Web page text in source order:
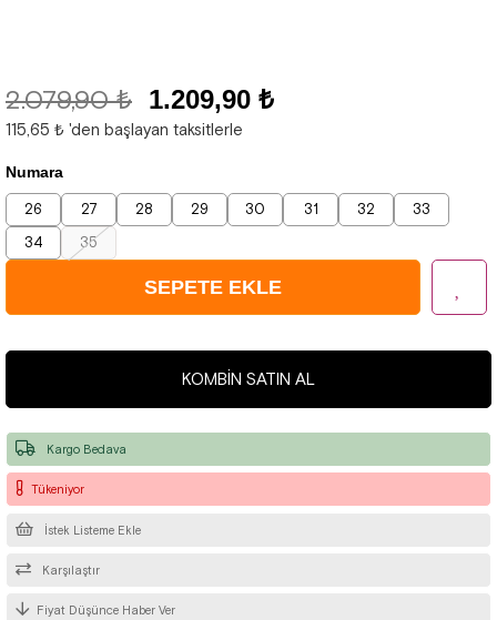
2.079,90 ₺ 1.209,90 ₺
115,65 ₺ 'den başlayan taksitlerle
Numara
26 27 28 29 30 31 32
33
34
35
KOMBIN SATIN AL
Tükeniyor
İstek Listeme Ekle
Karşılaştır
Fiyat Düşünce Haber Ver
Kargo Bedava